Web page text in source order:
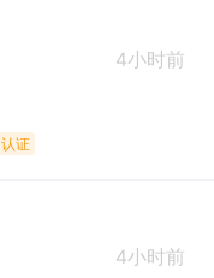
4小时前
认证
4小时前